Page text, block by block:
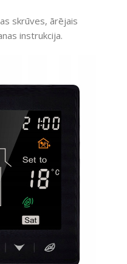
skrūves, ārējais
instrukcija.